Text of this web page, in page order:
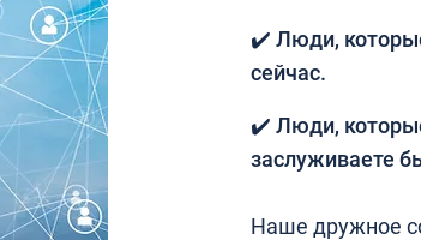
✔️ Люди,
сейчас.
✔️ Люди,
заслуживаете
Наше дружное